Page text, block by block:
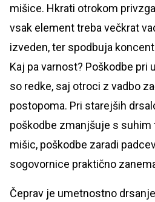
mišice. Hkrati otrokom
vsak element treba večkrat
izveden, ter spodbuja
Kaj pa varnost? Poškodbe
so redke, saj otroci z vadbo
postopoma. Pri starejših
poškodbe zmanjšuje s
mišic, poškodbe zaradi
sogovornice praktično
Čeprav je umetnostno